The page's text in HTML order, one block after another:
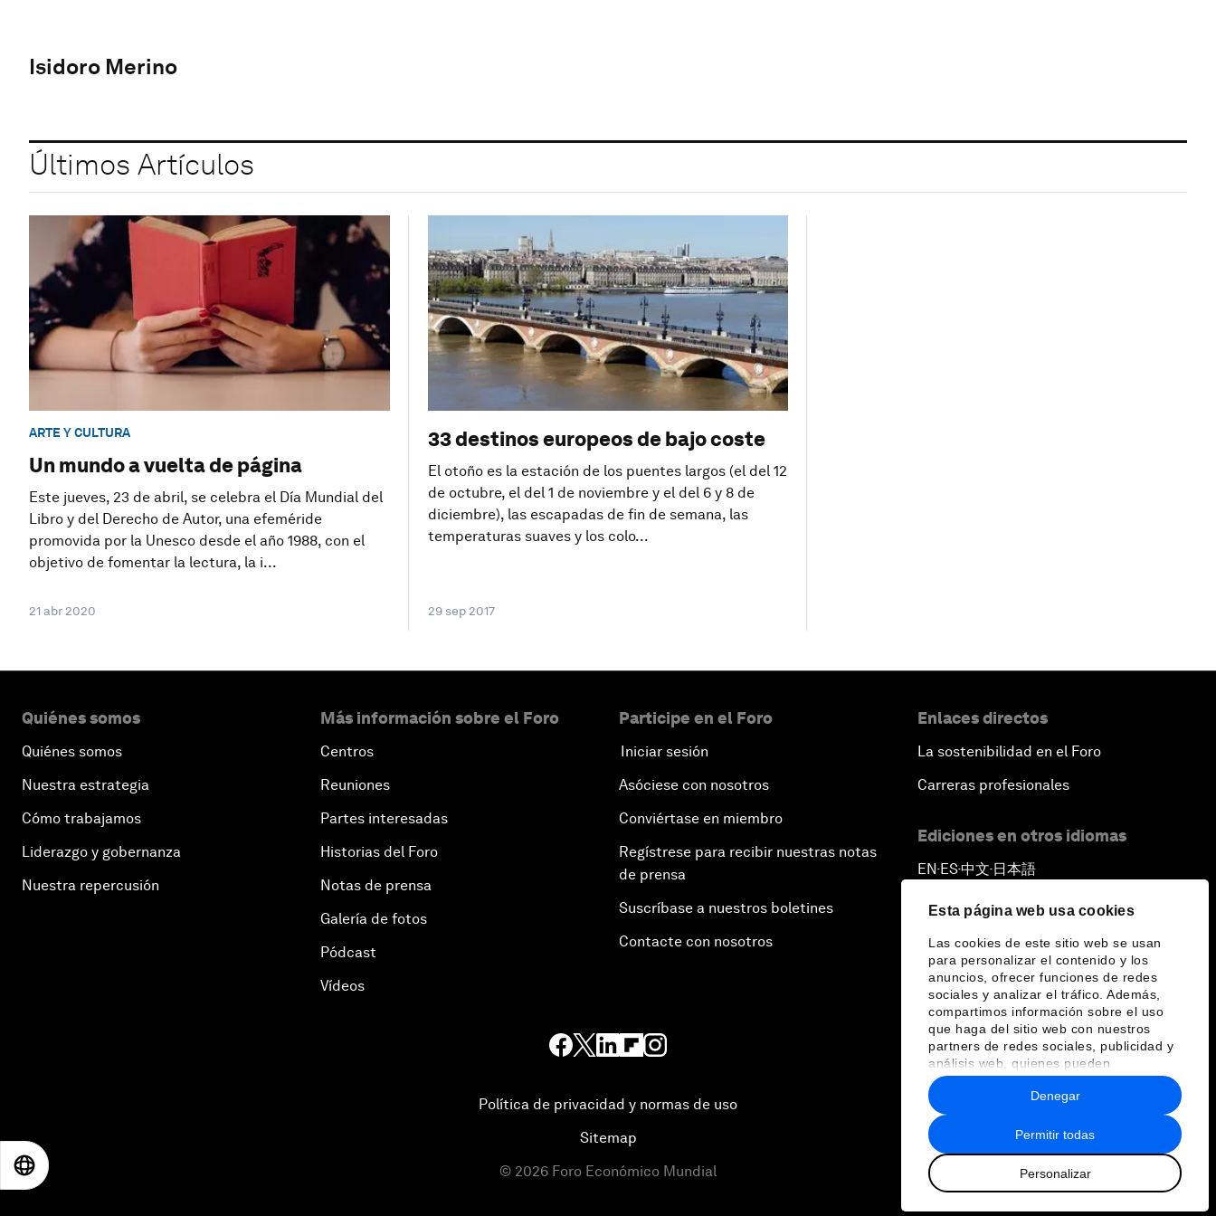
Esta página web usa cookies
Las cookies de este sitio web se usan
para personalizar el contenido y los
anuncios, ofrecer funciones de redes
sociales y analizar el tráfico. Además,
compartimos información sobre el uso
que haga del sitio web con nuestros
partners de redes sociales, publicidad y
análisis web, quienes pueden
combinarla con otra información que les
haya proporcionado o que hayan
recopilado a partir del uso que haya
hecho de sus servicios.
Permitir todas
Personalizar
Denegar
Isidoro Merino
Últimos Artículos
ARTE Y CULTURA
Un mundo a vuelta de página
Este jueves, 23 de abril, se celebra el Día Mundial del
Libro y del Derecho de Autor, una efeméride
promovida por la Unesco desde el año 1988, con el
objetivo de fomentar la lectura, la i...
21 abr 2020
33 destinos europeos de bajo coste
El otoño es la estación de los puentes largos (el del 12
de octubre, el del 1 de noviembre y el del 6 y 8 de
diciembre), las escapadas de fin de semana, las
temperaturas suaves y los colo...
29 sep 2017
Quiénes somos
Quiénes somos
Nuestra estrategia
Cómo trabajamos
Liderazgo y gobernanza
Nuestra repercusión
Más información sobre el Foro
Centros
Reuniones
Partes interesadas
Historias del Foro
Notas de prensa
Galería de fotos
Pódcast
Vídeos
Participe en el Foro
Iniciar sesión
Asóciese con nosotros
Conviértase en miembro
Regístrese para recibir nuestras notas
de prensa
Suscríbase a nuestros boletines
Contacte con nosotros
Enlaces directos
La sostenibilidad en el Foro
Carreras profesionales
Ediciones en otros idiomas
EN ▪ ES▪中文▪ 日本語
Política de privacidad y normas de uso
Sitemap
© 2026 Foro Económico Mundial